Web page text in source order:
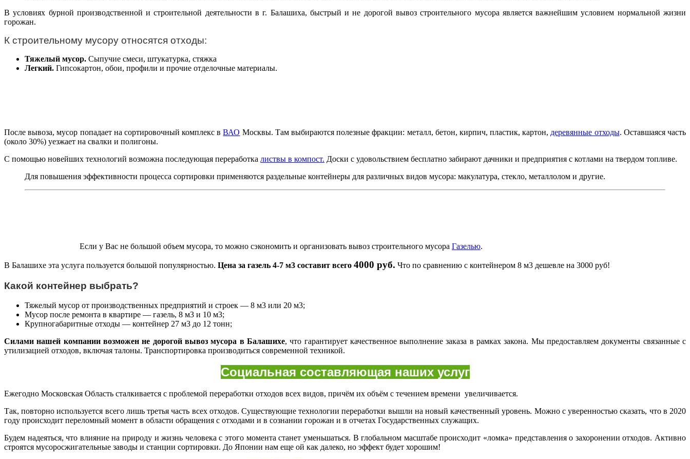
В условиях бурной производственной и строительной деятельности в г. Балашиха, быстрый и не дорогой вывоз строительного мусора является важнейшим условием нормальной жизни
горожан.
К строительному мусору относятся отходы:
Тяжелый мусор. Сыпучие смеси, штукатурка, стяжка
Легкий. Гипсокартон, обои, профили и прочие отделочные материалы.
После вывоза, мусор попадает на сортировочный комплекс вВАО Москвы. Там выбираются полезные фракции: металл, бетон, кирпич, пластик, картон, деревянные отходы. Оставшаяся часть
(около 30%) уезжает на свалки и полигоны.
С помощью новейших технологий возможна последующая переработка листвы в компост. Доски с удовольствием бесплатно забирают дачники и предприятия с котлами на твердом топливе.
Для повышения эффективности процесса сортировки применяются раздельные контейнеры для различных видов мусора: макулатура, стекло, металлолом и другие.
Если у Вас не большой объем мусора, то можно сэкономить и организовать вывоз строительного мусора Газелью.
В Балашихе эта услуга пользуется большой популярностью. Цена за газель 4-7 м3 составит всего 4000 руб. Что по сравнению с контейнером 8 м3 дешевле на 3000 руб!
Какой контейнер выбрать?
Тяжелый мусор от производственных предприятий и строек — 8 м3 или 20 м3;
Мусор после ремонта в квартире — газель, 8 м3 и 10 м3;
Крупногабаритные отходы — контейнер 27 м3 до 12 тонн;
Силами нашей компании возможен не дорогой вывоз мусора в Балашихе, что гарантирует качественное выполнение заказа в рамках закона. Мы предоставляем документы связанные с
утилизацией отходов, включая талоны. Транспортировка производиться современной техникой.
Социальная составляющая наших услуг
Ежегодно Московская Область сталкивается с проблемой переработки отходов всех видов, причём их объём с течением времени увеличивается.
Так, повторно используется всего лишь третья часть всех отходов. Существующие технологии переработки вышли на новый качественный уровень. Можно с уверенностью сказать, что в 2020
году происходит переломный момент в области обращения с отходами и в сознании горожан и в отчетах Государственных служащих.
Будем надеяться, что влияние на природу и жизнь человека с этого момента станет уменьшаться. В глобальном масштабе происходит «ломка» представления о захоронении отходов. Активно
строятся мусоросжигательные заводы и станции сортировки. До Японии нам еще ой как далеко, но эффект будет хорошим!